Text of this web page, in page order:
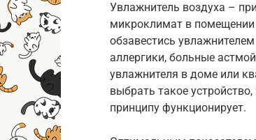
Увлажнитель воздуха –
микроклимат в помещении
обзавестись
аллергики, больные
увлажнителя в доме или
выбрать такое
принципу функционирует.